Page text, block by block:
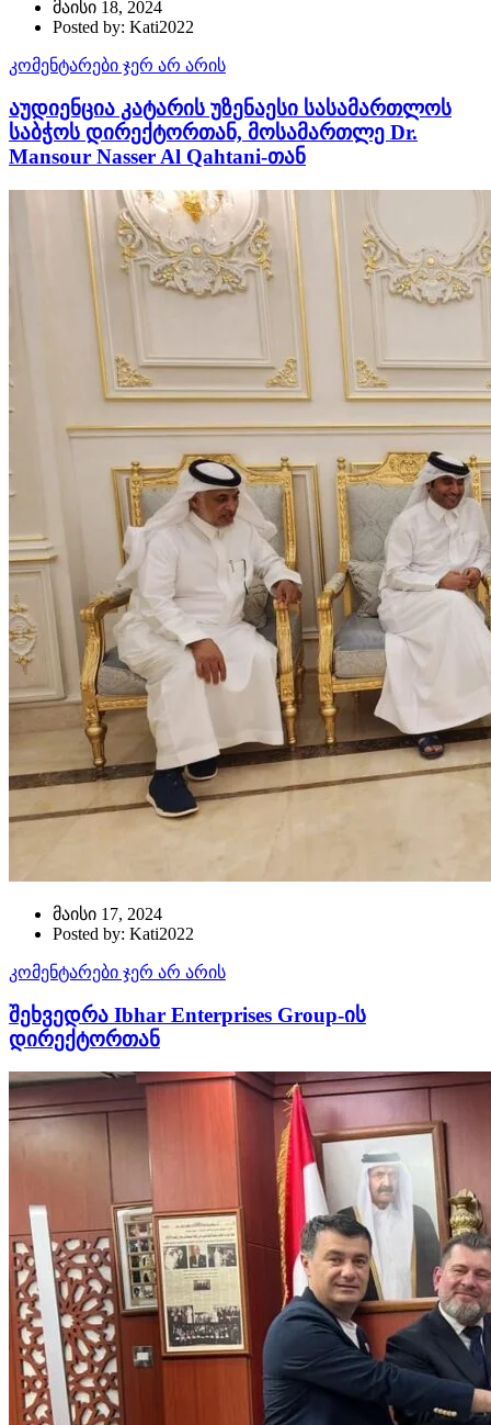
მაისი 18, 2024
Posted by: Kati2022
კომენტარები ჯერ არ არის
აუდიენცია კატარის უზენაესი სასამართლოს
საბჭოს დირექტორთან, მოსამართლე Dr.
Mansour Nasser Al Qahtani-თან
მაისი 17, 2024
Posted by: Kati2022
კომენტარები ჯერ არ არის
შეხვედრა Ibhar Enterprises Group-ის
დირექტორთან